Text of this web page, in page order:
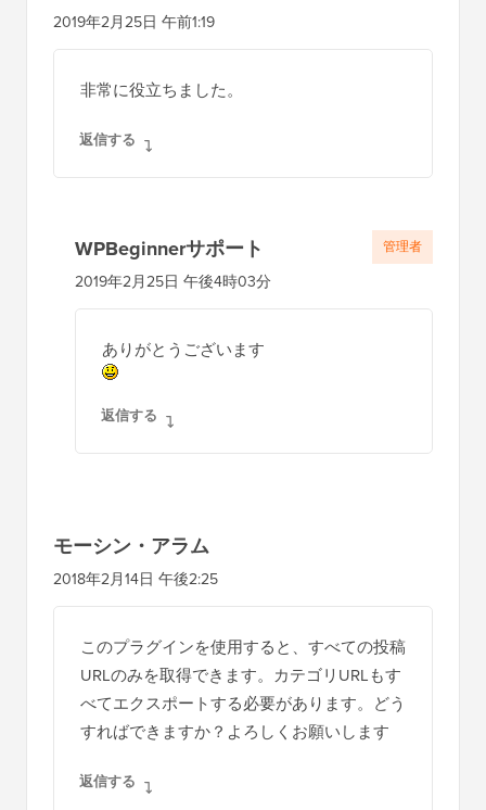
2019年2月25日 午前1:19
非常に役立ちました。
返信する
WPBeginnerサポート
2019年2月25日 午後4時03分
ありがとうございます
返信する
管理者
モーシン・アラム
2018年2月14日 午後2:25
このプラグインを使用すると、すべての投稿
URLのみを取得できます。カテゴリURLもす
べてエクスポートする必要があります。どう
すればできますか？よろしくお願いします
返信する